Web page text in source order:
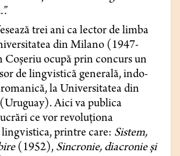
trei ani ca lector de limba
din Milano (1947-
Coşeriu ocupă prin concurs un
de lingvistică generală, indo-
la Universitatea din
Aici va publica
ce vor revoluţiona
printre care: Sistem,
(1952), Sincronie, diacronie şi